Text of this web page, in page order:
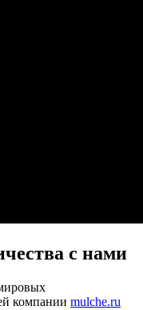
с нами
компании mulche.ru